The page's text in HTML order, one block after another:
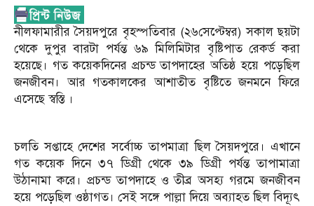
নীলফামারীর সৈয়দপুরে বৃহস্পতিবার (২৬সেপ্টেম্বর) সকাল ছয়টা
থেকে দুপুর বারটা পর্যন্ত ৬৯ মিলিমিটার বৃষ্টিপাত রেকর্ড করা
হয়েছে। গত কয়েকদিনের প্রচন্ড তাপদাহের অতিষ্ঠ হয়ে পড়েছিল
জনজীবন। আর গতকালকের আশাতীত বৃষ্টিতে জনমনে ফিরে
এসেছে স্বস্তি ।
চলতি সপ্তাহে দেশের সর্বোচ্চ তাপমাত্রা ছিল সৈয়দপুরে। এখানে
গত কয়েক দিনে ৩৭ ডিগ্রী থেকে ৩৯ ডিগ্রী পর্যন্ত তাপামাত্রা
উঠানামা করে। প্রচন্ড তাপদাহে ও তীব্র অসহ্য গরমে জনজীবন
হয়ে পড়েছিল ওষ্ঠাগত। সেই সঙ্গে পাল্লা দিয়ে অব্যাহত ছিল বিদ্যূৎ